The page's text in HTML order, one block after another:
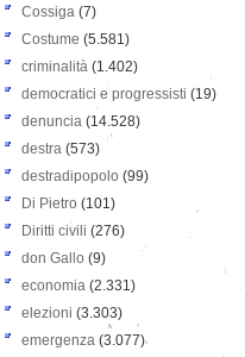
Cossiga (7)
Costume (5.581)
criminalità (1.402)
democratici e progressisti (19)
denuncia (14.528)
destra (573)
destradipopolo (99)
Di Pietro (101)
Diritti civili (276)
don Gallo (9)
economia (2.331)
elezioni (3.303)
emergenza (3.077)